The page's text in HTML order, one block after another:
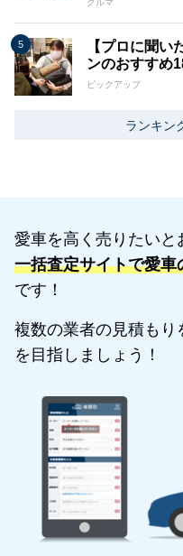
クルマ
【プロに聞い
ンのおすすめ
ピックアップ
ランキン
愛車を高く売りたいと
一括査定サイトで愛
です！
複数の業者の見積もり
を目指しましょう！